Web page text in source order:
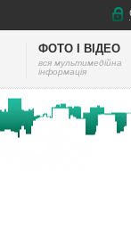
ФОТО І ВІДЕО
вся мультимедійна
інформація